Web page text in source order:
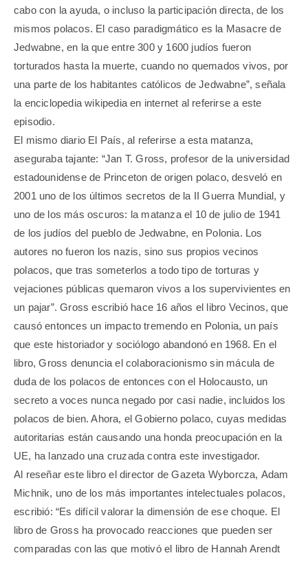
cabo con la ayuda, o incluso la participación directa, de los
mismos polacos. El caso paradigmático es la Masacre de
Jedwabne, en la que entre 300 y 1600 judíos fueron
torturados hasta la muerte, cuando no quemados vivos, por
una parte de los habitantes católicos de Jedwabne”, señala
la enciclopedia wikipedia en internet al referirse a este
episodio.
El mismo diario El País, al referirse a esta matanza,
aseguraba tajante: “Jan T. Gross, profesor de la universidad
estadounidense de Princeton de origen polaco, desveló en
2001 uno de los últimos secretos de la II Guerra Mundial, y
uno de los más oscuros: la matanza el 10 de julio de 1941
de los judíos del pueblo de Jedwabne, en Polonia. Los
autores no fueron los nazis, sino sus propios vecinos
polacos, que tras someterlos a todo tipo de torturas y
vejaciones públicas quemaron vivos a los supervivientes en
un pajar”. Gross escribió hace 16 años el libro Vecinos, que
causó entonces un impacto tremendo en Polonia, un país
que este historiador y sociólogo abandonó en 1968. En el
libro, Gross denuncia el colaboracionismo sin mácula de
duda de los polacos de entonces con el Holocausto, un
secreto a voces nunca negado por casi nadie, incluidos los
polacos de bien. Ahora, el Gobierno polaco, cuyas medidas
autoritarias están causando una honda preocupación en la
UE, ha lanzado una cruzada contra este investigador.
Al reseñar este libro el director de Gazeta Wyborcza, Adam
Michnik, uno de los más importantes intelectuales polacos,
escribió: “Es difícil valorar la dimensión de ese choque. El
libro de Gross ha provocado reacciones que pueden ser
comparadas con las que motivó el libro de Hannah Arendt